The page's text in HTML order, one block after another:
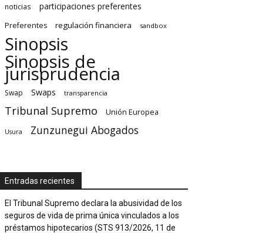
noticias participaciones preferentes
Preferentes regulación financiera sandbox
Sinopsis
Sinopsis de
jurisprudencia
Swap Swaps transparencia
Tribunal Supremo Unión Europea
Usura Zunzunegui Abogados
Entradas recientes
El Tribunal Supremo declara la abusividad de los
seguros de vida de prima única vinculados a los
préstamos hipotecarios (STS 913/2026, 11 de